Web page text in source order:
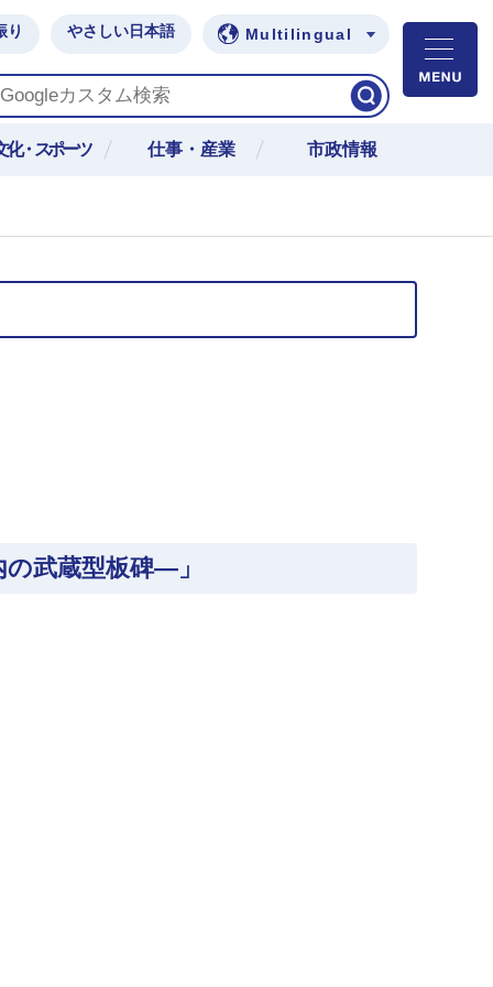
り やさしい日本語 Multilingual
化・スポーツ 仕事・産業 市政情報
武蔵型板碑―」